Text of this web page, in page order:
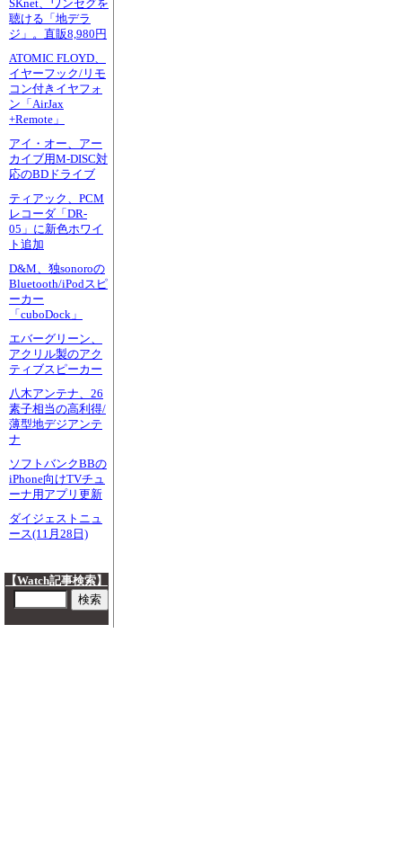
SKnet、ワンセグを
聴ける「地デラ
ジ」。直販8,980円
ATOMIC FLOYD、
イヤーフック/リモ
コン付きイヤフォ
ン「AirJax
+Remote」
アイ・オー、アー
カイブ用M-DISC対
応のBDドライブ
ティアック、PCM
レコーダ「DR-
05」に新色ホワイ
ト追加
D&M、独sonoroの
Bluetooth/iPodスピ
ーカー
「cuboDock」
エバーグリーン、
アクリル製のアク
ティブスピーカー
八木アンテナ、26
素子相当の高利得/
薄型地デジアンテ
ナ
ソフトバンクBBの
iPhone向けTVチュ
ーナ用アプリ更新
ダイジェストニュ
ース(11月28日)
【Watch記事検索】